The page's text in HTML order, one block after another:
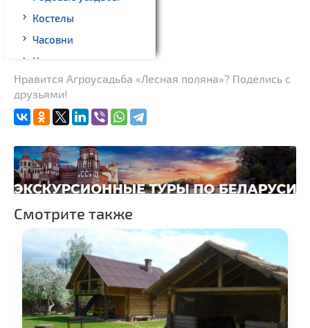
Костелы
Часовни
Национальные парки и
Спортивные
Нравится Агроусадьба «Лесная поляна»? Поделись с
друзьями!
Смотрите также